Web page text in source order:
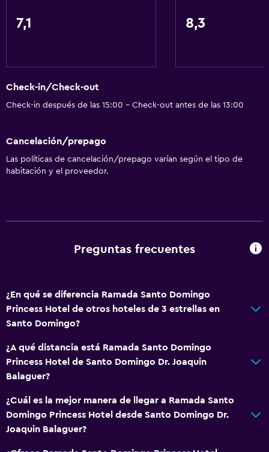
7,1 8,3
Check-in/Check-out
Check-in después de las 15:00 - Check-out antes de las 13:00
Cancelación/prepago
Las políticas de cancelación/prepago varían según el tipo de
habitación y el proveedor.
Preguntas frecuentes
¿En qué se diferencia Ramada Santo Domingo
Princess Hotel de otros hoteles de 3 estrellas en
Santo Domingo?
¿A qué distancia está Ramada Santo Domingo
Princess Hotel de Santo Domingo Dr. Joaquin
Balaguer?
¿Cuál es la mejor manera de llegar a Ramada Santo
Domingo Princess Hotel desde Santo Domingo Dr.
Joaquin Balaguer?